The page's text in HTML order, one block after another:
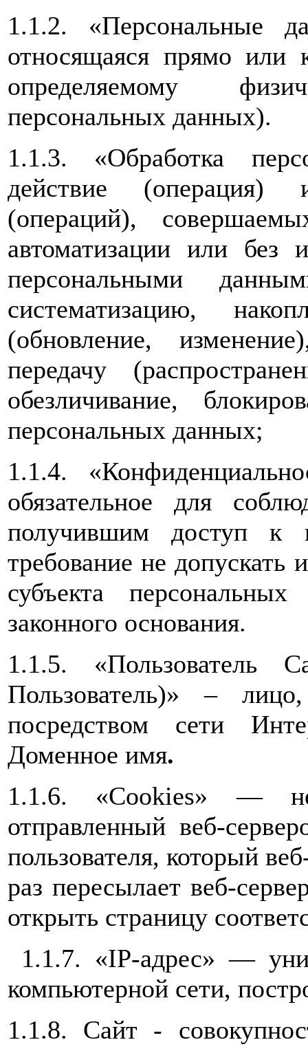
1.1.2. «Персональные
относящаяся прямо или
определяемому
персональных данных).
1.1.3. «Обработка
действие (операция)
(операций),
автоматизации или без
персональными
систематизацию,
(обновление,
передачу
обезличивание,
персональных данных;
1.1.4.
обязательное для
получившим доступ к
требование не допускать
субъекта
законного основания.
1.1.5. «Пользователь
Пользователь)» –
посредством сети
Доменное имя.
1.1.6. «Cookies» —
отправленный веб-
пользователя, который
раз пересылает веб-
открыть страницу
1.1.7. «IP-адрес» —
компьютерной сети,
1.1.8. Сайт -